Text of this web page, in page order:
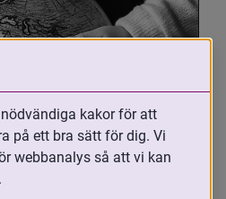
arbetar med
kakor för att
på ett bra sätt för dig. Vi
webbanalys så att vi kan